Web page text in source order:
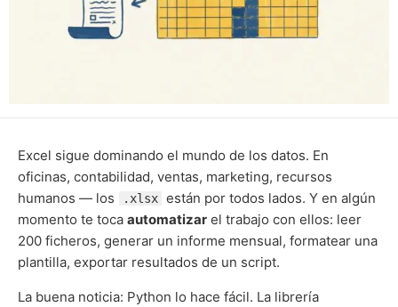
Excel sigue dominando el mundo de los datos. En
oficinas, contabilidad, ventas, marketing, recursos
humanos — los
.xlsx están por todos lados. Y en algún
momento te toca automatizar el trabajo con ellos: leer
200 ficheros, generar un informe mensual, formatear una
plantilla, exportar resultados de un script.
La buena noticia: Python lo hace fácil. La librería